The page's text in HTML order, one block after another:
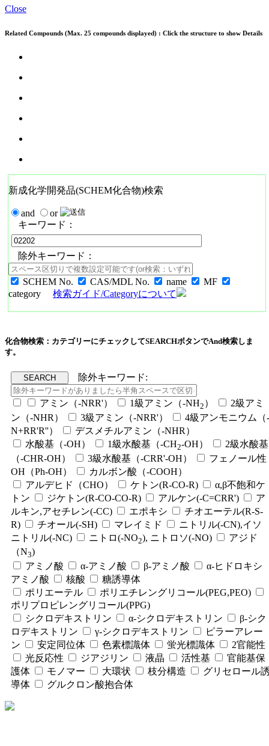
Close
Related Compounds (Max. 25 compounds displayed) : Click the structure to show Details
新成化学開発品(SCHEM化合物)検索
and
or
キーワード：
除外キーワード：
SCHEM No. CAS/MDL No. name
MF
category
検索ガイド/Categoryについて
化合物検索：カテゴリーにチェックしてSEARCHボタンでAnd検索しま
す。
除外キーワード:
アミン（-NRR'） 1級アミン（-NH2 ）
2級アミ
ン（-NHR）
3級アミン（-NRR'）
4級アンモニウム（-
N+RR'R''）
デスメチルアミン（-NHR）
水酸基（-OH）
1級水酸基（-CH2-OH）
2級水酸基
（-CHR-OH）
3級水酸基（-CRR'-OH）
フェノール性
OH（Ph-OH）
カルボン酸（-COOH）
アルデヒド（CHO）
ケトン(R-CO-R)
α,β不飽和ケ
トン
ジケトン(R-CO-CO-R) アルケン(-C=CRR')
ア
ルキン,アセチレン(-CC)
エポキシ
チオエーテル(R-S-
R)
チオール(-SH) マレイミド
ニトリル(-CN),イソ
ニトリル(-NC)
ニトロ(-NO2), ニトロソ(-NO)
アジド
（N3)
アミノ酸
α-アミノ酸 β-アミノ酸
α-ヒドロキシ
アミノ酸
核酸
糖誘導体
ポリエーテル
ポリエチレングリコール(PEG,PEO)
ポリプロピレングリコール(PPG)
シクロデキストリン
α-シクロデキストリン
β-シク
ロデキストリン
γ-シクロデキストリン
ピラーアレー
ン
安定同位体 色素標識体 蛍光標識体
2官能性
光反応性
ジアジリン 液晶 活性基
官能基保
護体
モノマー 大環状 枝分構造
グリセロール
導体
グルクロン酸抱合体